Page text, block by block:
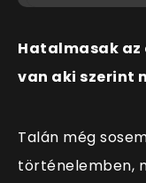
Hatalmasak az
van aki szerint
Talán még
történelemben,